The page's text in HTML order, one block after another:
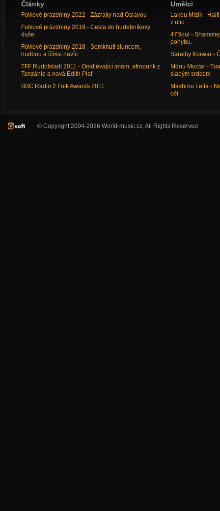
Články
Folkové prázdniny 2022 - Zázraky nad Oslavou
Folkové prázdniny 2019 - Cesta do hudebníkovy
duše
Folkové prázdniny 2018 - Semknuti sluncem,
hudbou a čímsi navíc
TFF Rudolstadt 2011 - Omdlévající imám, afropunk z
Tanzánie a nová Edith Piaf
BBC Radio 2 Folk Awards 2011
Umělci
Lakou Mizik -
z ulic
47Soul -
pohybu.
Sarathy Korwar -
Mdou Moctar -
slabým srdcem
Mashrou Leila -
očí
© Copyright 2004-2026 World-music.cz, All Rights Reserved